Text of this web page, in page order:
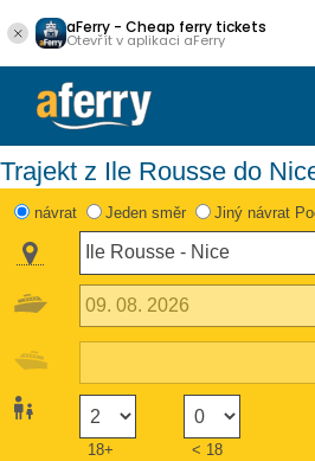
aFerry - Cheap ferry tickets
Otevřít v aplikaci aFerry
Trajekt z Ile Rousse do
návrat Jeden směr Jiný návrat
18+ < 18